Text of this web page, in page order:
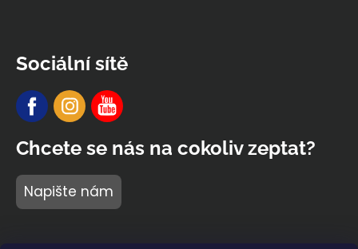
Sociální sítě
Chcete se nás na cokoliv zeptat?
Napište nám